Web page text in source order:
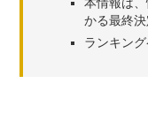
かる最終
ランキン